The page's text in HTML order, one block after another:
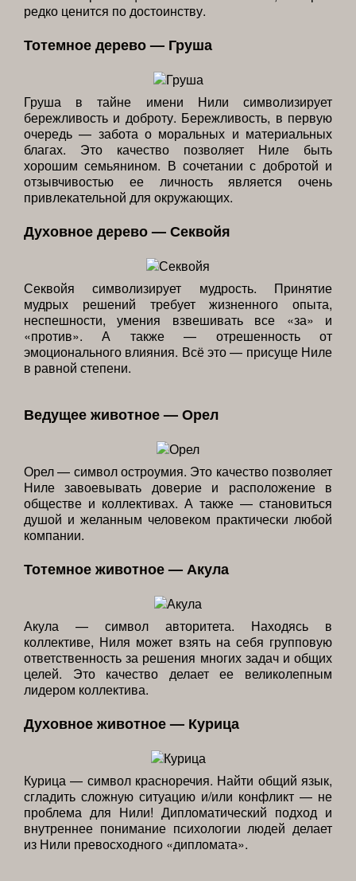
редко ценится по достоинству.
Тотемное дерево — Груша
Груша в тайне имени Нили символизирует
бережливость и доброту. Бережливость, в первую
очередь — забота о моральных и материальных
благах. Это качество позволяет Ниле быть
хорошим семьянином. В сочетании с добротой и
отзывчивостью ее личность является очень
привлекательной для окружающих.
Духовное дерево — Секвойя
Секвойя символизирует мудрость. Принятие
мудрых решений требует жизненного опыта,
неспешности, умения взвешивать все «за» и
«против». А также — отрешенность от
эмоционального влияния. Всё это — присуще Ниле
в равной степени.
Ведущее животное — Орел
Орел — символ остроумия. Это качество позволяет
Ниле завоевывать доверие и расположение в
обществе и коллективах. А также — становиться
душой и желанным человеком практически любой
компании.
Тотемное животное — Акула
Акула — символ авторитета. Находясь в
коллективе, Ниля может взять на себя групповую
ответственность за решения многих задач и общих
целей. Это качество делает ее великолепным
лидером коллектива.
Духовное животное — Курица
Курица — символ красноречия. Найти общий язык,
сгладить сложную ситуацию и/или конфликт — не
проблема для Нили! Дипломатический подход и
внутреннее понимание психологии людей делает
из Нили превосходного «дипломата».